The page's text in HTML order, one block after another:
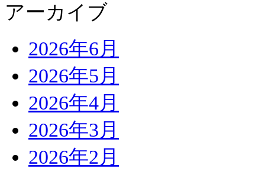
アーカイブ
2026年6月
2026年5月
2026年4月
2026年3月
2026年2月